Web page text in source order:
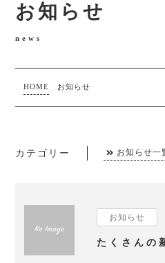
お知らせ
news
HOME お知らせ
カテゴリー お知らせ一
お知らせ